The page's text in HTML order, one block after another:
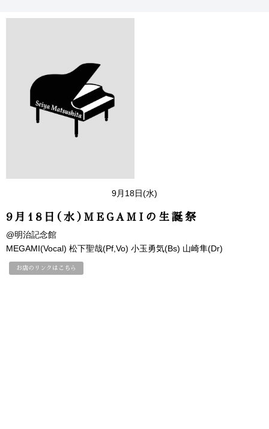
9月18日(水)
9月18日(水)MEGAMIの生誕祭
@明治記念館
MEGAMI(Vocal) 松下聖哉(Pf,Vo) 小玉勇気(Bs) 山崎隼(Dr)
お店のリンクはこちら